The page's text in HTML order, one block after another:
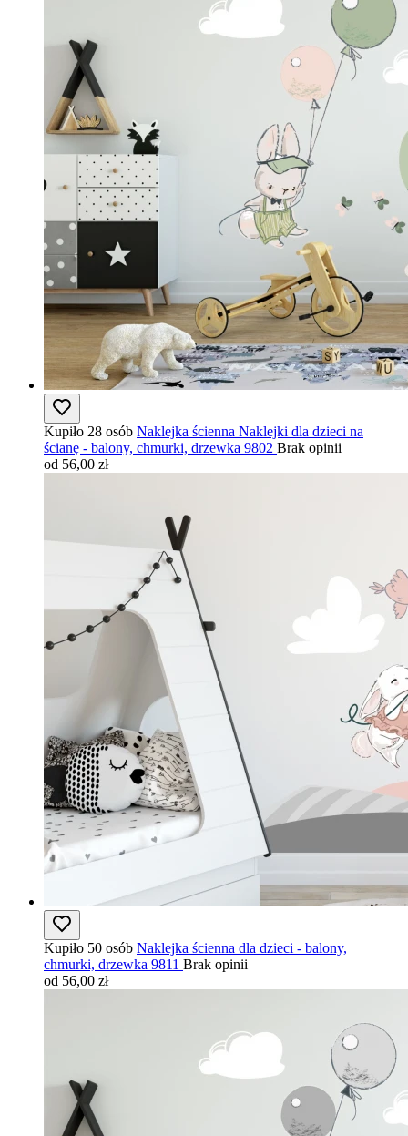
Kupiło 28 osób Naklejka ścienna Naklejki dla dzieci na
ścianę - balony, chmurki, drzewka 9802 Brak opinii
od 56,00 zł
Kupiło 50 osób Naklejka ścienna dla dzieci - balony,
chmurki, drzewka 9811 Brak opinii
od 56,00 zł